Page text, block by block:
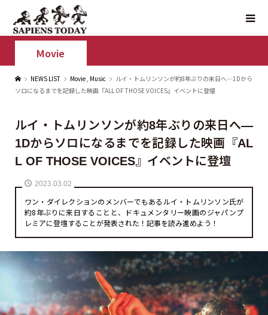
Movie
NEWS LIST Movie, Music
ルイ・トムリンソンが約8年ぶりの来日へ—1Dから
ソロになるまでを記録した映画『ALL OF THOSE VOICES』イベントに登壇
ルイ・トムリンソンが約8年ぶりの来日へ—
1Dからソロになるまでを記録した映画『AL
L OF THOSE VOICES』イベントに登壇
2023.03.02
ワン・ダイレクションのメンバーでもあるルイ・トムリンソン氏が
約8年ぶりに来日することと、ドキュメンタリー映画のジャパンプ
レミアに登壇することが発表された！記事を読み進めよう！